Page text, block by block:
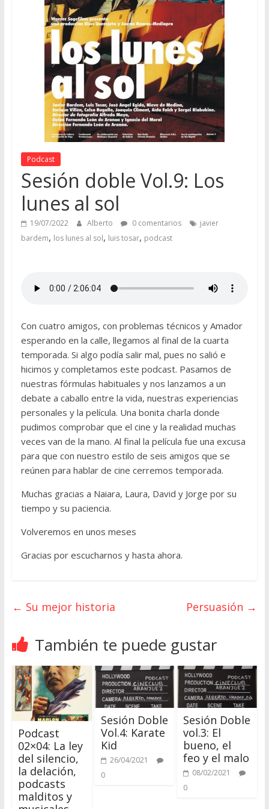
Podcast
Sesión doble Vol.9: Los
lunes al sol
19/07/2022 Alberto 0 comentarios
javier
bardem, los lunes al sol, luis tosar, podcast
Con cuatro amigos, con problemas técnicos y Amador
esperando en la calle, llegamos al final de la cuarta
temporada. Si algo podía salir mal, pues no salió e
hicimos y completamos este podcast. Pasamos de
nuestras fórmulas habituales y nos lanzamos a un
debate a caballo entre la vida, nuestras experiencias
personales y la película. Una bonita charla donde
pudimos comprobar que el cine y la realidad muchas
veces van de la mano. Al final la película fue una excusa
para que con nuestro estilo de seis amigos que se
reúnen para hablar de cine cerremos temporada.
Muchas gracias a Naiara, Laura, David y Jorge por su
tiempo y su paciencia.
Volveremos en unos meses
Gracias por escucharnos y hasta ahora.
← Su mejor historia Persuasión →
También te puede gustar
Podcast
02×04: La ley
del silencio,
la delación,
podcasts
malditos y
Sesión Doble
Vol.4: Karate
Kid
26/04/2021
0
Sesión Doble
vol.3: El
bueno, el
feo y el malo
08/02/2021
0